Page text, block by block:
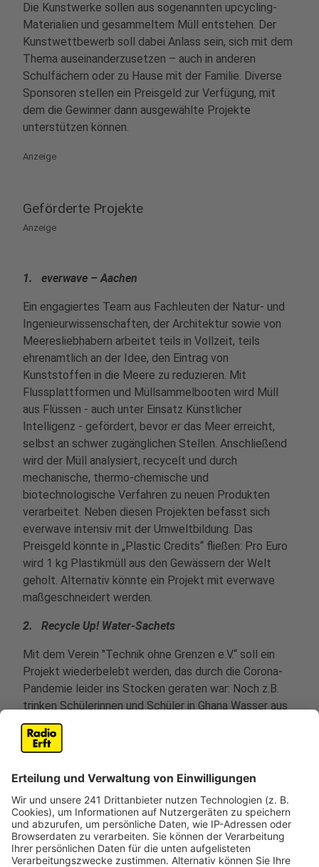
Die Kunstwerke sollen aus sogenannten upcycling-
Materialien und gesammeltem Müll entstehen. Der
Kunstwettbewerb soll dabei Anlass sein, sich mit dem
Thema auseinanderzusetzen – auch in anderen
Schulfächern oder zu Hause mit der Familie. Diverse
Sponsoren stellen ein Preisgeld zur Verfügung, mit
dem die Gewinner dann ausgewählte Projekte
unterstützen können.
Anzeige
Geförderte Projekte
Anzeige
1. everwave – Aachen
Ein engagiertes Team aus Fachleuten der Natur- und
Ingenieurwissenschaften, der Architektur sowie von
Meeresliebhabern arbeitet teils in Vollzeit, teils
ehrenamtlich an der Idee, den Eintrag von
Kunststoffen in die Meere zu reduzieren. Mit
Flussplattformen und Müllsammelbooten wird Müll
aus Flüssen - auch unter Einsatz Künstlicher
Intelligenz - gefördert, bevor er das Meer erreicht,
selbst an schwer zugänglichen Stellen. Anschließend
wird der Müll analysiert, recycelt und durch
mechanische, thermo-chemische und
biotechnologische Verfahren zu neuen Produkten
verarbeitet. Neben diesen Projekten befasst sich
everwave intensiv mit der Umweltbildung. Das
Preisgeld könnte in „Plastic Credits“ fließen: Pro Euro
wird 1 kg Plastikmüll aus den Gewässern der Welt
geholt. Alternativ könnte ein Projekt mit everwave
maßgeschneidert werden.
2. Recycle Up! Water-Sachets
Mit dem Verein "Technik ohne Grenzen e.V.“ soll ein
Projekt wiederbelebt werden, das durch die Corona-
Pandemie leider ins Stocken geraten war: Noch z.B.
trinken Schülerinnen und Schüler in Ghana Wasser aus
Plastiksäckchen, die nach Gebrauch einfach in die
Natur geworfen werden. Durch Aufklärung in den
Schulen soll das verhindert werden. Mit Recycle UP
Water-Sachets erhalten die Schulen Umweltbildung
Abtransport und die Entsorgung oder
Wiederverwertung der Beutel. „Technik ohne Grenzen
e.V.“ arbeitet mitEnd Plastic Soupund Rotary Clubs
zusammen, um das Plastikproblem der Wasserbeutel